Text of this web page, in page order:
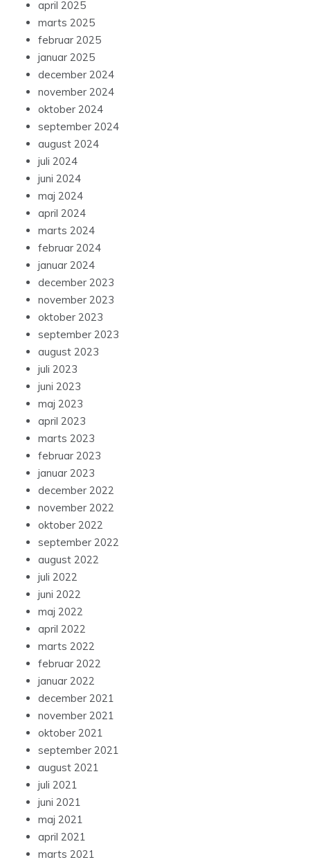
april 2025
marts 2025
februar 2025
januar 2025
december 2024
november 2024
oktober 2024
september 2024
august 2024
juli 2024
juni 2024
maj 2024
april 2024
marts 2024
februar 2024
januar 2024
december 2023
november 2023
oktober 2023
september 2023
august 2023
juli 2023
juni 2023
maj 2023
april 2023
marts 2023
februar 2023
januar 2023
december 2022
november 2022
oktober 2022
september 2022
august 2022
juli 2022
juni 2022
maj 2022
april 2022
marts 2022
februar 2022
januar 2022
december 2021
november 2021
oktober 2021
september 2021
august 2021
juli 2021
juni 2021
maj 2021
april 2021
marts 2021